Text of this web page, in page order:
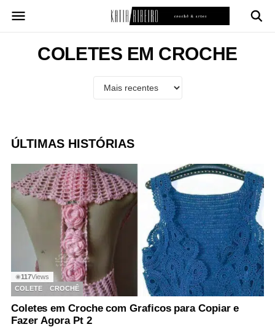
para
conteúdoCOLETES EM CROCHE
ÚLTIMAS HISTÓRIAS
◉117Views
COLETE
CROCHÊ
Coletes em Croche com Graficos para Copiar e
Fazer Agora Pt 2